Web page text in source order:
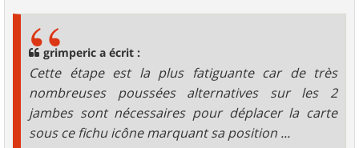
grimperic a écrit :
Cette étape est la plus fatiguante car de très
nombreuses poussées alternatives sur les 2
jambes sont nécessaires pour déplacer la carte
sous ce fichu icône marquant sa position ...